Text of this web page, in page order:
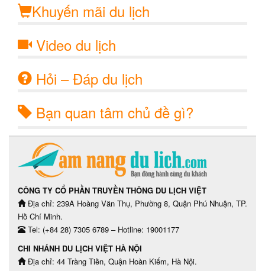
Khuyến mãi du lịch
Video du lịch
Hỏi – Đáp du lịch
Bạn quan tâm chủ đề gì?
CÔNG TY CỔ PHẦN TRUYỀN THÔNG DU LỊCH VIỆT
Địa chỉ: 239A Hoàng Văn Thụ, Phường 8, Quận Phú Nhuận, TP.
Hồ Chí Minh.
Tel: (+84 28) 7305 6789 – Hotline: 19001177
CHI NHÁNH DU LỊCH VIỆT HÀ NỘI
Địa chỉ: 44 Tràng Tiền, Quận Hoàn Kiếm, Hà Nội.